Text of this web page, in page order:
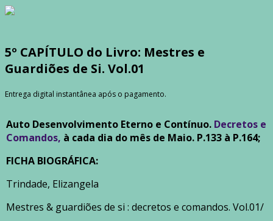
5º CAPÍTULO do Livro: Mestres e
Guardiões de Si. Vol.01
Entrega digital instantânea após o pagamento.
Auto Desenvolvimento Eterno e Contínuo. Decretos e
Comandos, à cada dia do mês de Maio. P.133 à P.164;
FICHA BIOGRÁFICA:
Trindade, Elizangela
Mestres & guardiões de si : decretos e comandos. Vol.01/